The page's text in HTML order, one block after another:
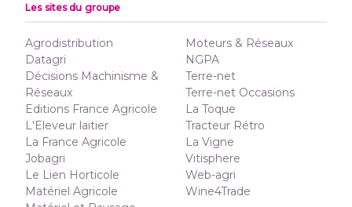
Les sites du groupe
Agrodistribution
Datagri
Décisions Machinisme &
Réseaux
Editions France Agricole
L'Eleveur laitier
La France Agricole
Jobagri
Le Lien Horticole
Matériel Agricole
Moteurs & Réseaux
NGPA
Terre-net
Terre-net Occasions
La Toque
Tracteur Rétro
La Vigne
Vitisphere
Web-agri
Wine4Trade